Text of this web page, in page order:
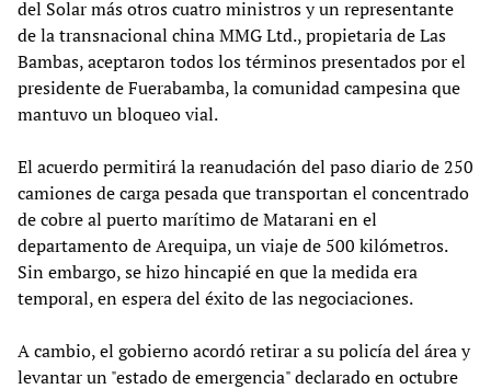
del Solar más otros cuatro ministros y un representante
de la transnacional china MMG Ltd., propietaria de Las
Bambas, aceptaron todos los términos presentados por el
presidente de Fuerabamba, la comunidad campesina que
mantuvo un bloqueo vial.
El acuerdo permitirá la reanudación del paso diario de 250
camiones de carga pesada que transportan el concentrado
de cobre al puerto marítimo de Matarani en el
departamento de Arequipa, un viaje de 500 kilómetros.
Sin embargo, se hizo hincapié en que la medida era
temporal, en espera del éxito de las negociaciones.
A cambio, el gobierno acordó retirar a su policía del área y
levantar un "estado de emergencia" declarado en octubre